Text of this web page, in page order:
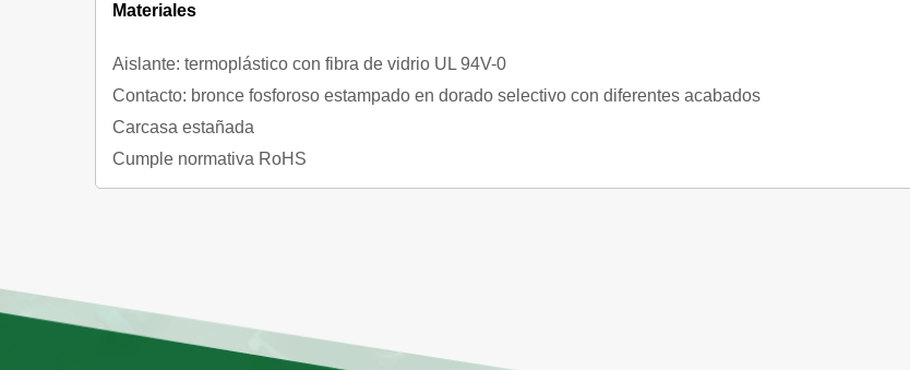
Materiales
Aislante: termoplástico con fibra de vidrio UL 94V-0
Contacto: bronce fosforoso estampado en dorado selectivo con diferentes acabados
Carcasa estañada
Cumple normativa RoHS